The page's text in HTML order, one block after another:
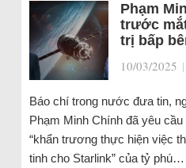
Phạm
trước
trị bấp
10/03/2025 |
Báo chí trong nước đưa tin,
Phạm Minh Chính đã yêu
“khẩn trương thực hiện việc
tinh cho Starlink” của tỷ phú…